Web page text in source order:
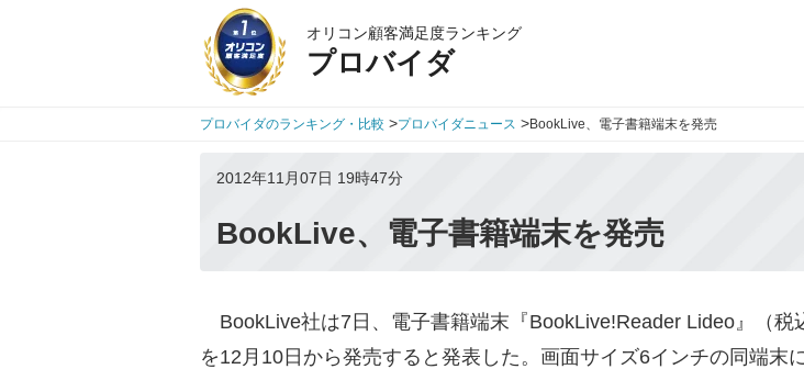
オリコン顧客満足度ランキング
プロバイダ
プロバイダのランキング・比較 >プロバイダニュース >BookLive、電子書籍端末を発売
2012年11月07日 19時47分
BookLive、電子書籍端末を発売
BookLive社は7日、電子書籍端末『BookLive!Reader Lideo』（税
を12月10日から発売すると発表した。画面サイズ6インチの同端末